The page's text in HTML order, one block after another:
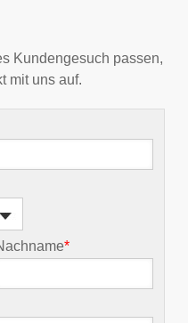
Kundengesuch passen,
mit uns auf.
*